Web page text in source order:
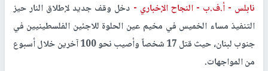
نابلس - أ.ف.ب -النجاح الإخباري - دخل وقف جديد لإطلاق النار حيز
التنفيذ مساء الخميس في مخيم عين الحلوة للاجئين الفلسطينيين في
جنوب لبنان، حيث قتل 17 شخصاً وأصيب نحو 100 آخرين خلال أسبوع
من المواجهات.